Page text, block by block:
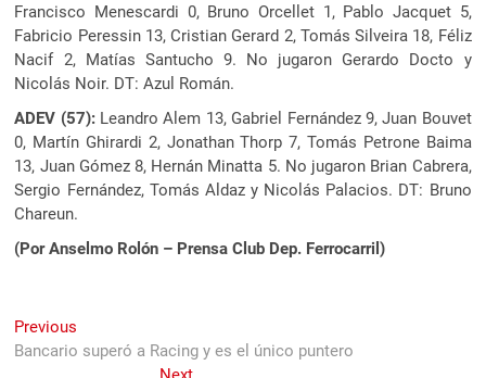
Francisco Menescardi 0, Bruno Orcellet 1, Pablo Jacquet 5,
Fabricio Peressin 13, Cristian Gerard 2, Tomás Silveira 18, Féliz
Nacif 2, Matías Santucho 9. No jugaron Gerardo Docto y
Nicolás Noir. DT: Azul Román.
ADEV (57):Leandro Alem 13, Gabriel Fernández 9, Juan Bouvet
0, Martín Ghirardi 2, Jonathan Thorp 7, Tomás Petrone Baima
13, Juan Gómez 8, Hernán Minatta 5. No jugaron Brian Cabrera,
Sergio Fernández, Tomás Aldaz y Nicolás Palacios. DT: Bruno
Chareun.
(Por Anselmo Rolón – Prensa Club Dep. Ferrocarril)
Navegación
de
Previous
post:
Bancario superó a Racing y es el único puntero